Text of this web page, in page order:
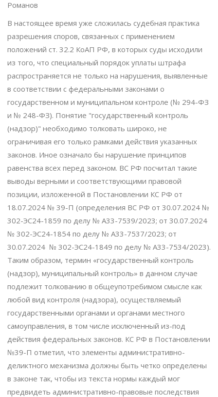
Романов
В настоящее время уже сложилась судебная практика
разрешения споров, связанных с применением
положений ст. 32.2 КоАП РФ, в которых суды исходили
из того, что специальный порядок уплаты штрафа
распространяется не только на нарушения, выявленные
в соответствии с федеральными законами о
государственном и муниципальном контроле (№ 294-ФЗ
и № 248-ФЗ). Понятие "государственный контроль
(надзор)" необходимо толковать широко, не
ограничивая его только рамками действия указанных
законов. Иное означало бы нарушение принципов
равенства всех перед законом. ВС РФ посчитал такие
выводы верными и соответствующими правовой
позиции, изложенной в Постановлении КС РФ от
18.07.2024 № 39-П (определения ВС РФ от 30.07.2024 №
302-ЭС24-1859 по делу № А33-7539/2023; от 30.07.2024
№ 302-ЭС24-1854 по делу № А33-7537/2023; от
30.07.2024 № 302-ЭС24-1849 по делу № А33-7534/2023).
Таким образом, термин «государственный контроль
(надзор), муниципальный контроль» в данном случае
подлежит толкованию ‎в общеупотребимом смысле как
любой вид контроля (надзора), осуществляемый
государственными органами и органами местного
самоуправления, в том числе исключенный из-под
действия федеральных законов. КС РФ в Постановлении
№39-П отметил, что элементы административно-
деликтного механизма должны быть четко определены
в законе так, чтобы из текста нормы каждый мог
предвидеть административно-правовые последствия